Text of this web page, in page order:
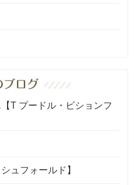
T プードル・ビションフ
ュフォールド】